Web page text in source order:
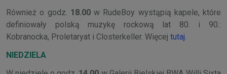
Również o godz. 18.00w RudeBoy wystąpią kapele, które
definiowały polską muzykę rockową lat 80. i 90.:
Kobranocka, Proletaryat i Closterkeller. Więcej tutaj
NIEDZIELA